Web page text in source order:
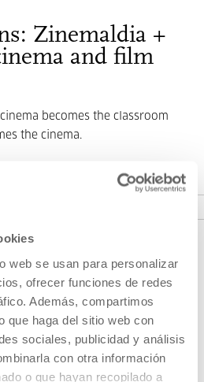
web se usan para personalizar
ofrecer funciones de redes
Además, compartimos
que haga del sitio web con
sociales, publicidad y análisis
con otra información
o que hayan recopilado a
Zinemaldia +
and film
becomes the classroom
the cinema.